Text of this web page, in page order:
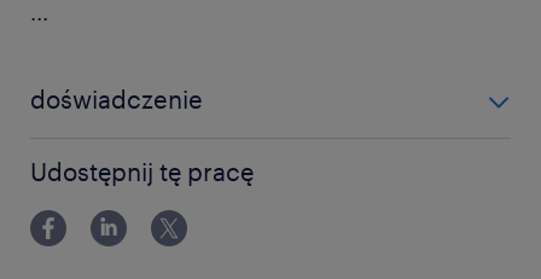
...
doświadczenie
Udostępnij tę pracę